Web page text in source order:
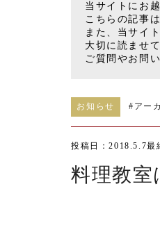
当サイトにお
こちらの記事
また、当サイ
大切に読ませ
ご質問やお問
お知らせ # アー
投稿日：2018.5.7最
料理教